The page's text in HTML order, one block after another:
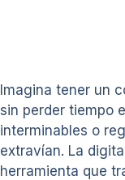
Imagina tener un
sin perder tiempo
interminables o
extravían. La
herramienta que